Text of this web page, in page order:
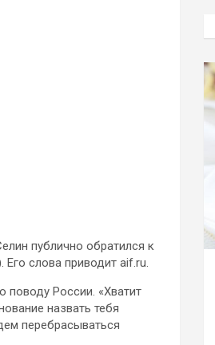
публично обратился к
Его слова приводит aif.ru.
поводу России. «Хватит
назвать тебя
перебрасываться